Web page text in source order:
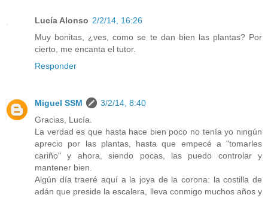
Lucía Alonso 2/2/14, 16:26
Muy bonitas, ¿ves, como se te dan bien las plantas? Por
cierto, me encanta el tutor.
Responder
Miguel SSM
3/2/14, 8:40
Gracias, Lucía.
La verdad es que hasta hace bien poco no tenía yo ningún
aprecio por las plantas, hasta que empecé a "tomarles
cariño" y ahora, siendo pocas, las puedo controlar y
mantener bien.
Algún día traeré aquí a la joya de la corona: la costilla de
adán que preside la escalera, lleva conmigo muchos años y